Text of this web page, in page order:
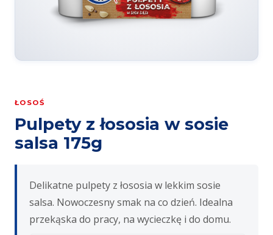
ŁOSOŚ
Pulpety z łososia w sosie
salsa 175g
Delikatne pulpety z łososia w lekkim sosie
salsa. Nowoczesny smak na co dzień. Idealna
przekąska do pracy, na wycieczkę i do domu.